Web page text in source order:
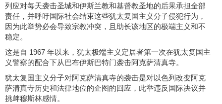
列应对每天袭击圣城和伊斯兰教和基督教圣地的后果承担全部
责任，并呼吁国际社会结束这些犹太复国主义分子侵犯行为，
因为此举势必会导致宗教冲突，且助长该地区的极端主义和不
稳定。
这是自 1967 年以来，犹太极端主义定居者第一次在犹太复国主
义警察的配合下从巴布伊斯巴特门袭击阿克萨清真寺。
犹太复国主义分子对阿克萨清真寺的袭击是对以色列改变阿克
萨清真寺历史和法律地位的企图的回应，此举违反国际决议并
挑衅穆斯林感情。